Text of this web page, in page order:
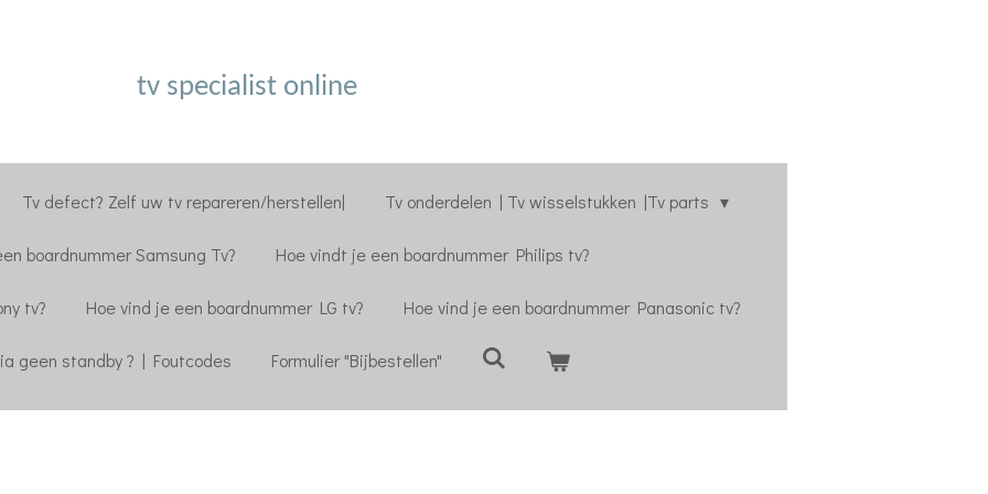
tv specialist online
Tv defect? Zelf uw tv repareren/herstellen| Tv onderdelen | Tv wisselstukken |Tv parts
boardnummer Samsung Tv? Hoe vindt je een boardnummer Philips tv?
tv? Hoe vind je een boardnummer LG tv? Hoe vind je een boardnummer Panasonic tv?
geen standby ? | Foutcodes Formulier "Bijbestellen"